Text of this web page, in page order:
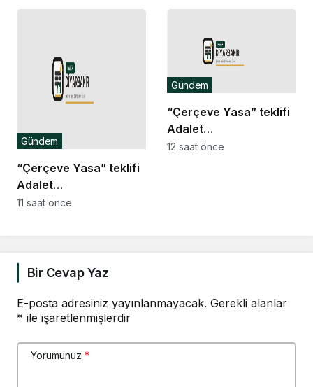
MHP’li Bülbül arasında
Partili Rıdvan Uz,
Yüksel’in üzerine
yürüdü
“Çerçeve Yasa” teklifi
Adalet
Komisyonu’nda… YENİ
toplumsal hayata katıl’
diyorsanız, o insan
kapıdan içeri girdiğinde
başına ne geleceğini
Gündem
11 saat önce
“Çerçeve Yasa” teklifi
Adalet
Komisyonu’nda… Danış
Gündem
12 saat önce
Bir Cevap Yaz
E-posta adresiniz yayınlanmayacak. Gerekli alanlar
* ile işaretlenmişlerdir
Yorumunuz *